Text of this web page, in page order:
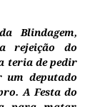
Blindagem,
rejeição do
teria de pedir
um deputado
A Festa do